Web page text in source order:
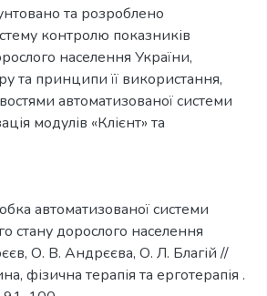
та розроблено
контролю показників
населення України,
та принципи її використання,
автоматизованої системи
модулів «Клієнт» та
автоматизованої системи
стану дорослого населення
О. В. Андрєєва, О. Л. Благій //
фізична терапія та ерготерапія .